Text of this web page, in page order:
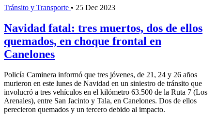
Tránsito y Transporte • 25 Dec 2023
Navidad fatal: tres muertos, dos de ellos
quemados, en choque frontal en
Canelones
Policía Caminera informó que tres jóvenes, de 21, 24 y 26 años
murieron en este lunes de Navidad en un siniestro de tránsito que
involucró a tres vehículos en el kilómetro 63.500 de la Ruta 7 (Los
Arenales), entre San Jacinto y Tala, en Canelones. Dos de ellos
perecieron quemados y un tercero debido al impacto.